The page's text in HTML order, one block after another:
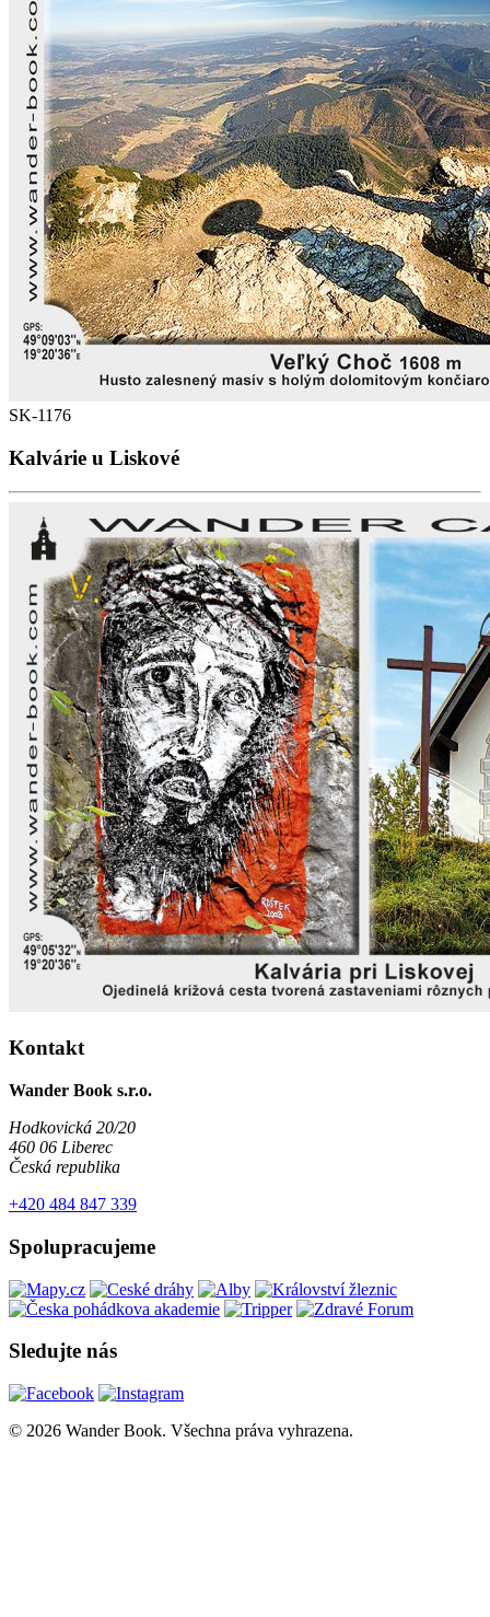
SK-1176
Kalvárie u Liskové
Kontakt
Wander Book s.r.o.
Hodkovická 20/20
460 06 Liberec
Česká republika
+420 484 847 339
Spolupracujeme
Sledujte nás
© 2026 Wander Book. Všechna práva vyhrazena.